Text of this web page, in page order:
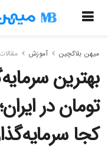
میهن بلاکچین آموزش
بهترین
تومان در
کجا